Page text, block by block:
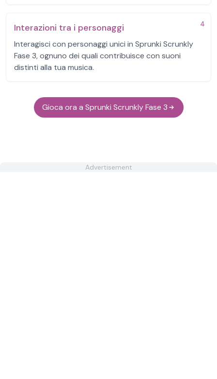
4
Interazioni tra i personaggi
Interagisci con personaggi unici in Sprunki Scrunkly
Fase 3, ognuno dei quali contribuisce con suoni
distinti alla tua musica.
Gioca ora a Sprunki Scrunkly Fase 3
Advertisement